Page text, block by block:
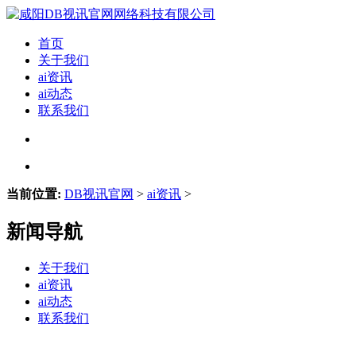
首页
关于我们
ai资讯
ai动态
联系我们
当前位置: DB视讯官网 > ai资讯 >
新闻导航
关于我们
ai资讯
ai动态
联系我们